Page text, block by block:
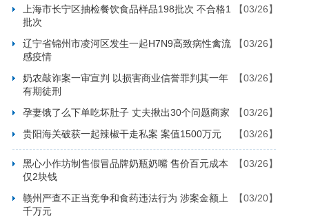
上海市长宁区抽检餐饮食品样品198批次 不合格1
批次
【03/26】
辽宁省锦州市凌河区发生一起H7N9高致病性禽流
感疫情
【03/26】
奶农敲诈案一审宣判 以损害商业信誉罪判其一年
有期徒刑
【03/26】
孕妻饿了么下单吃坏肚子 丈夫揪出30个问题商家
【03/26】
贵阳海关破获一起辣椒干走私案 案值1500万元
【03/26】
黑心小作坊制售假冒品牌奶瓶奶嘴 售价百元成本
仅2块钱
【03/26】
赣州严查不正当竞争和食药违法行为 涉案金额上
千万元
【03/20】